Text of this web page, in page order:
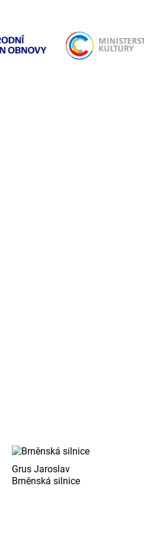
Grus Jaroslav
Brněnská silnice